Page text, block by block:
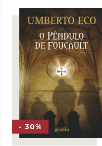
24,50 €.22,05 €.
- 30%